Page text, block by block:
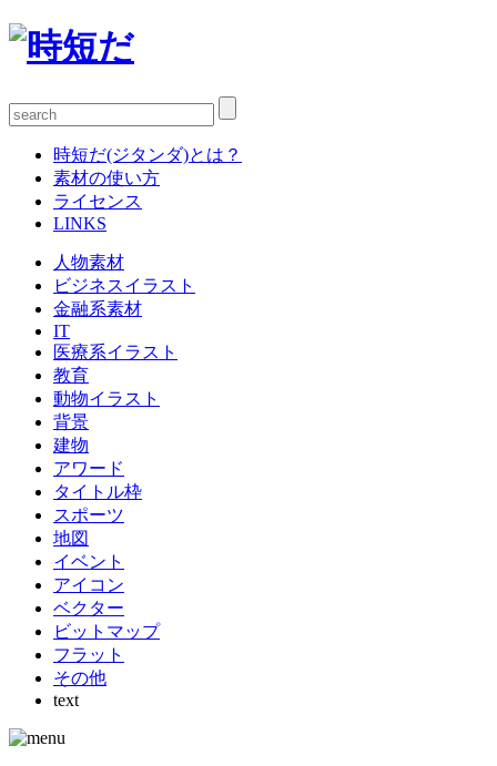
時短だ(ジタンダ)とは？
素材の使い方
ライセンス
LINKS
人物素材
ビジネスイラスト
金融系素材
IT
医療系イラスト
教育
動物イラスト
背景
建物
アワード
タイトル枠
スポーツ
地図
イベント
アイコン
ベクター
ビットマップ
フラット
その他
text